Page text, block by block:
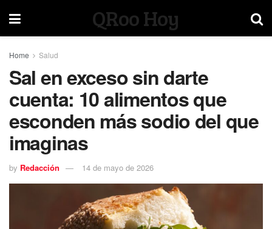
QRoo Hoy
Home Salud
Sal en exceso sin darte
cuenta: 10 alimentos que
esconden más sodio del que
imaginas
by Redacción 14 de mayo de 2026